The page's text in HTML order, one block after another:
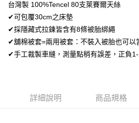
AFTEE先享後付是「在收到商品之後才付款」的
便利好安心！
１．簡單：不需註冊會員、不需綁卡、不需儲值。
２．便利：只要手機號碼，簡訊認證，即可結帳。
３．安心：先確認商品／服務後，再付款。
３．收到繳費通知簡訊後14天內，點擊此簡訊
ATM付款
運送方式
全家取貨付款
免運費
台灣製 100%Tencel 80支萊賽爾天絲
✔可包覆30cm之床墊
✔採隱藏式拉鍊皆含有8條被胎綁繩
✔舖棉被套=兩用被套：不裝入被胎也可以
✔手工裁製車縫，測量點稍有誤差，正負
詳細說明 商品規格